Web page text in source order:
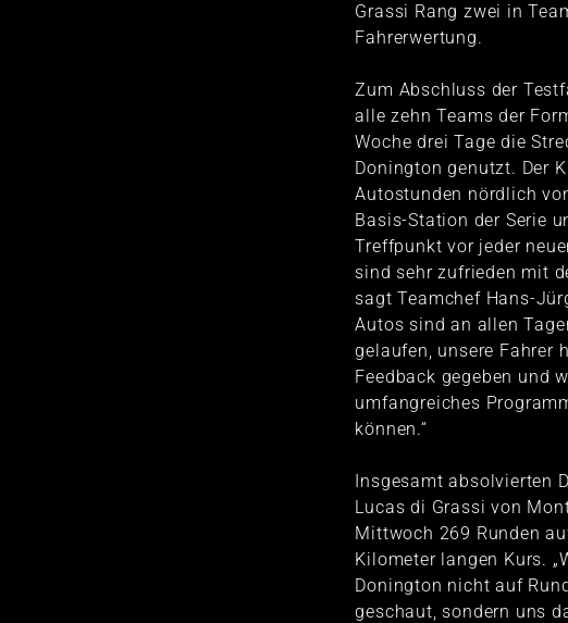
Grassi Rang zwei in
Fahrerwertung.
Zum Abschluss der
alle zehn Teams der
Woche drei Tage die
Donington genutzt. Der
Autostunden nördlich
Basis-Station der Serie
Treffpunkt vor jeder
sind sehr zufrieden mit
sagt Teamchef Hans-
Autos sind an allen
gelaufen, unsere Fahrer
Feedback gegeben und
umfangreiches
können.“
Insgesamt absolvierten
Lucas di Grassi von
Mittwoch 269 Runden
Kilometer langen Kurs.
Donington nicht auf
geschaut, sondern uns